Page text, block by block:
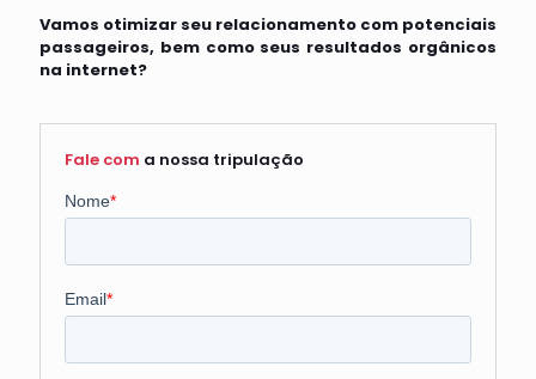
Vamos otimizar seu relacionamento com potenciais
passageiros, bem como seus resultados orgânicos
na internet?
Fale com a nossa tripulação